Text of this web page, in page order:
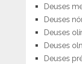
Deuses
Deuses
Deuses
Deuses
Deuses